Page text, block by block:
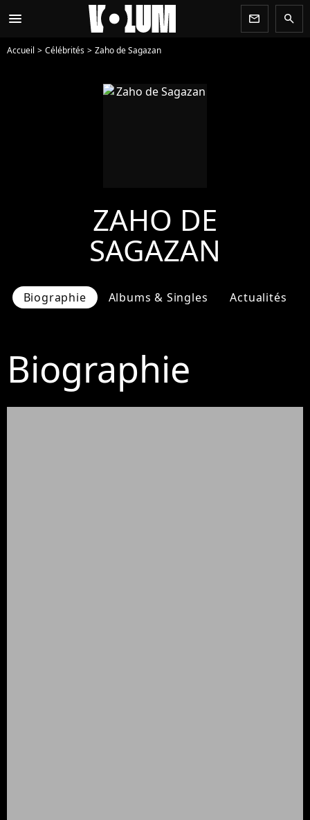
menu newsletter search
Accueil Célébrités Zaho de Sagazan
ZAHO DE
SAGAZAN
Biographie Albums & Singles Actualités
Biographie